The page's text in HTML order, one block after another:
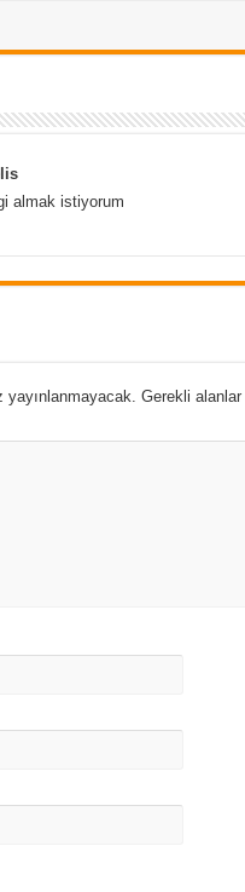
almak istiyorum
yayınlanmayacak. Gerekli alanlar